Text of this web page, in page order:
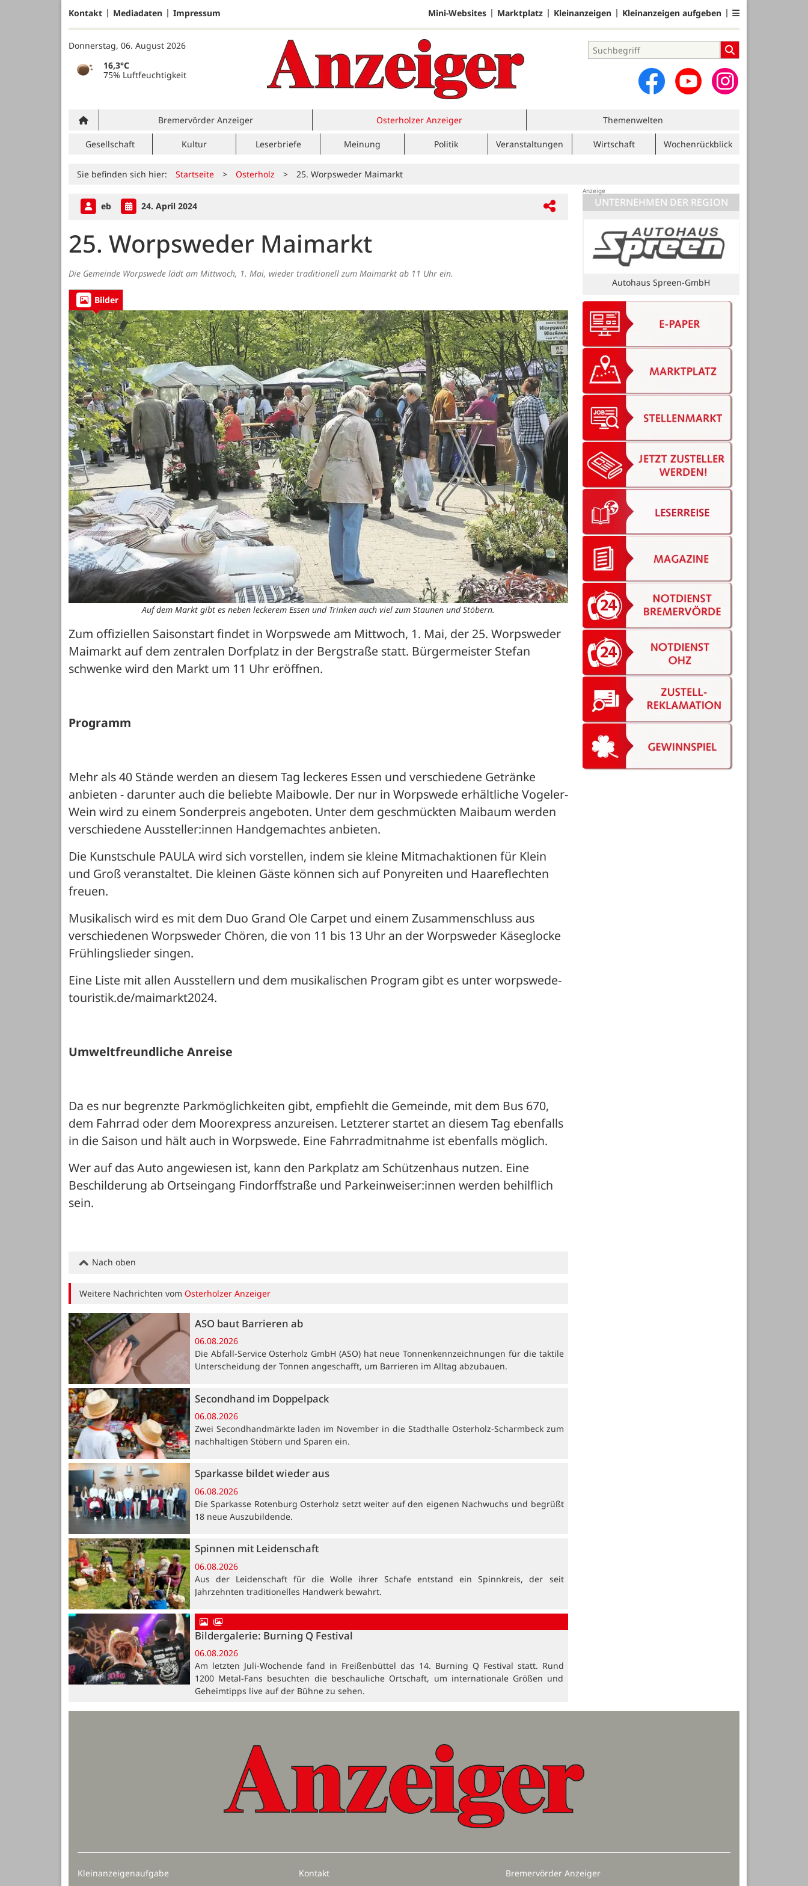
Kontakt Mediadaten Impressum Mini-Websites Marktplatz Kleinanzeigen Kleinanzeigen aufgeben
Donnerstag, 06. August 2026
16,3°C
75% Luftfeuchtigkeit
Bremervörder Anzeiger Osterholzer Anzeiger Themenwelten
Gesellschaft Kultur Leserbriefe Meinung Politik Veranstaltungen Wirtschaft Wochenrückblick
Sie befinden sich hier: Startseite > Osterholz > 25. Worpsweder Maimarkt
eb 24. April 2024
25. Worpsweder Maimarkt
Die Gemeinde Worpswede lädt am Mittwoch, 1. Mai, wieder traditionell zum Maimarkt ab 11 Uhr ein.
Bilder
Auf dem Markt gibt es neben leckerem Essen und Trinken auch viel zum Staunen und Stöbern.
Zum offiziellen Saisonstart findet in Worpswede am Mittwoch, 1. Mai, der 25. Worpsweder
Maimarkt auf dem zentralen Dorfplatz in der Bergstraße statt. Bürgermeister Stefan
schwenke wird den Markt um 11 Uhr eröffnen.
Programm
Mehr als 40 Stände werden an diesem Tag leckeres Essen und verschiedene Getränke
anbieten - darunter auch die beliebte Maibowle. Der nur in Worpswede erhältliche Vogeler-
Wein wird zu einem Sonderpreis angeboten. Unter dem geschmückten Maibaum werden
verschiedene Aussteller:innen Handgemachtes anbieten.
Die Kunstschule PAULA wird sich vorstellen, indem sie kleine Mitmachaktionen für Klein
und Groß veranstaltet. Die kleinen Gäste können sich auf Ponyreiten und Haareflechten
freuen.
Musikalisch wird es mit dem Duo Grand Ole Carpet und einem Zusammenschluss aus
verschiedenen Worpsweder Chören, die von 11 bis 13 Uhr an der Worpsweder Käseglocke
Frühlingslieder singen.
Eine Liste mit allen Ausstellern und dem musikalischen Program gibt es unter worpswede-
touristik.de/maimarkt2024.
Umweltfreundliche Anreise
Da es nur begrenzte Parkmöglichkeiten gibt, empfiehlt die Gemeinde, mit dem Bus 670,
dem Fahrrad oder dem Moorexpress anzureisen. Letzterer startet an diesem Tag ebenfalls
in die Saison und hält auch in Worpswede. Eine Fahrradmitnahme ist ebenfalls möglich.
Wer auf das Auto angewiesen ist, kann den Parkplatz am Schützenhaus nutzen. Eine
Beschilderung ab Ortseingang Findorffstraße und Parkeinweiser:innen werden behilflich
sein.
Nach oben
Weitere Nachrichten vomOsterholzer Anzeiger
ASO baut Barrieren ab
06.08.2026
Die Abfall-Service Osterholz GmbH (ASO) hat neue Tonnenkennzeichnungen für die taktile
Unterscheidung der Tonnen angeschafft, um Barrieren im Alltag abzubauen.
Secondhand im Doppelpack
06.08.2026
Zwei Secondhandmärkte laden im November in die Stadthalle Osterholz-Scharmbeck zum
nachhaltigen Stöbern und Sparen ein.
Sparkasse bildet wieder aus
06.08.2026
Die Sparkasse Rotenburg Osterholz setzt weiter auf den eigenen Nachwuchs und begrüßt
18 neue Auszubildende.
Spinnen mit Leidenschaft
06.08.2026
Aus der Leidenschaft für die Wolle ihrer Schafe entstand ein Spinnkreis, der seit
Jahrzehnten traditionelles Handwerk bewahrt.
Bildergalerie: Burning Q Festival
06.08.2026
Am letzten Juli-Wochende fand in Freißenbüttel das 14. Burning Q Festival statt. Rund
1200 Metal-Fans besuchten die beschauliche Ortschaft, um internationale Größen und
Geheimtipps live auf der Bühne zu sehen.
UNTERNEHMEN DER REGION
Dirk Tweitmann
Kleinanzeigenaufgabe
Kontakt
Bremervörder Anzeiger